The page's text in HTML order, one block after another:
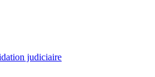
judiciaire